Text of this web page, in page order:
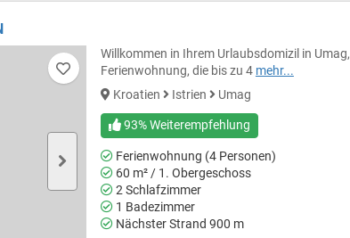
Willkommen in Ihrem Urlaubsdomizil in
Ferienwohnung, die bis zu 4 mehr...
Kroatien
Istrien Umag
93% Weiterempfehlung
Ferienwohnung (4 Personen)
60 m² / 1. Obergeschoss
2 Schlafzimmer
1 Badezimmer
Nächster Strand 900 m